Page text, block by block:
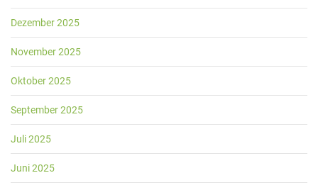
Dezember 2025
November 2025
Oktober 2025
September 2025
Juli 2025
Juni 2025